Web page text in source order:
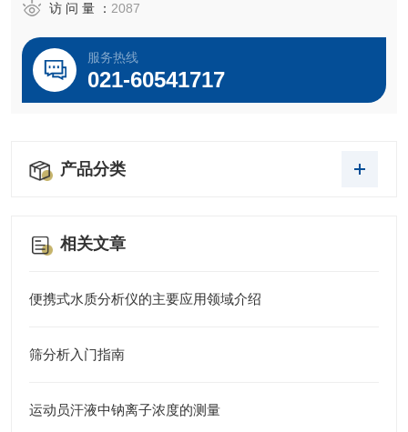
访 问 量 ： 2087
服务热线
021-60541717
产品分类
相关文章
便携式水质分析仪的主要应用领域介绍
筛分析入门指南
运动员汗液中钠离子浓度的测量